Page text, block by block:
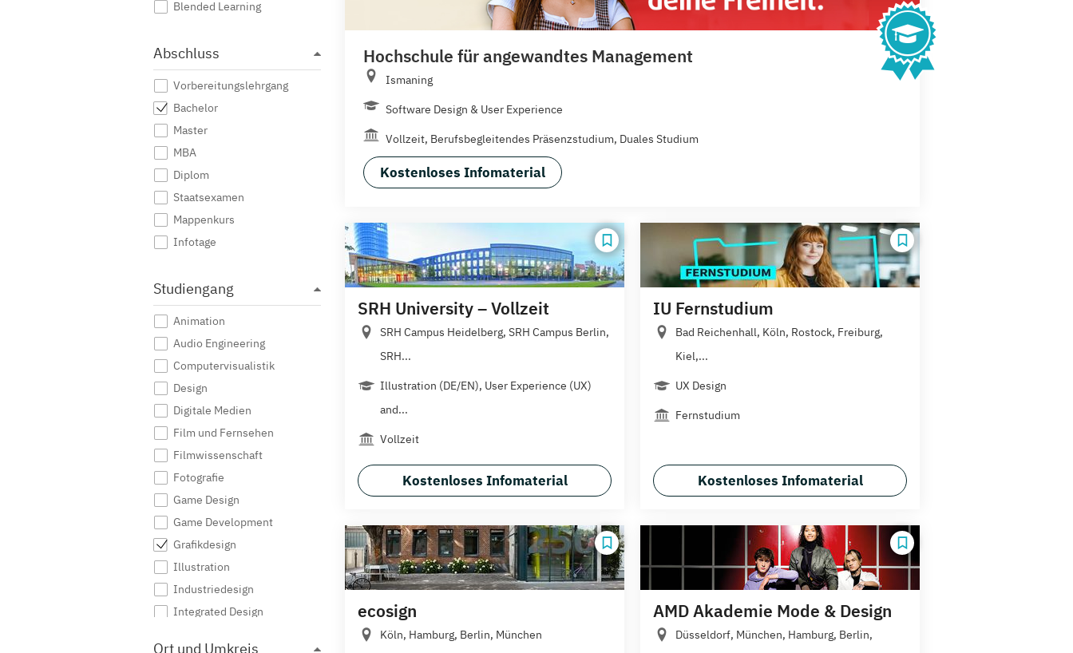
Blended Learning
Abschluss
Vorbereitungslehrgang
Bachelor
Master
MBA
Diplom
Staatsexamen
Mappenkurs
Infotage
Studiengang
Animation
Audio Engineering
Computervisualistik
Design
Digitale Medien
Film und Fernsehen
Filmwissenschaft
Fotografie
Game Design
Game Development
Grafikdesign
Illustration
Industriedesign
Integrated Design
Ort und Umkreis
Hochschule für angewandtes Management
Ismaning
Software Design & User Experience
Vollzeit, Berufsbegleitendes Präsenzstudium, Duales Studium
Kostenloses Infomaterial
SRH University – Vollzeit
SRH Campus Heidelberg, SRH Campus Berlin,
SRH...
Illustration (DE/EN), User Experience (UX)
and...
Vollzeit
Kostenloses Infomaterial
IU Fernstudium
Bad Reichenhall, Köln, Rostock, Freiburg,
Kiel,...
UX Design
Fernstudium
Kostenloses Infomaterial
ecosign
Köln, Hamburg, Berlin, München
AMD Akademie Mode & Design
Düsseldorf, München, Hamburg, Berlin,